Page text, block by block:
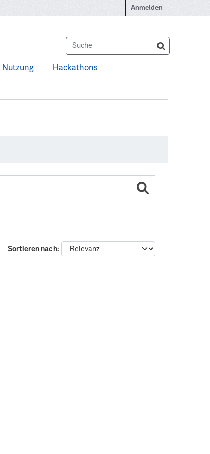
Anmelden
Nutzung Hackathons
Sortieren nach